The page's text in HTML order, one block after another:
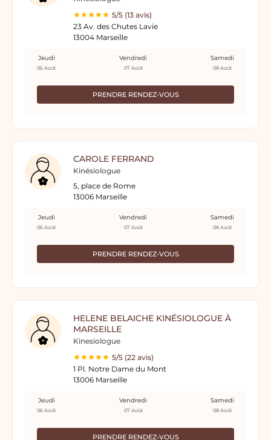
5/5 (13 avis)
23 Av. des Chutes Lavie
13004 Marseille
PRENDRE RENDEZ-VOUS
Jeudi
06 Août
Vendredi
07 Août
Samedi
08 Août
CAROLE FERRAND
Kinésiologue
5, place de Rome
13006 Marseille
PRENDRE RENDEZ-VOUS
Jeudi
06 Août
Vendredi
07 Août
Samedi
08 Août
HELENE BELAICHE KINÉSIOLOGUE À
MARSEILLE
Kinesiologue
5/5 (22 avis)
1 Pl. Notre Dame du Mont
13006 Marseille
PRENDRE RENDEZ-VOUS
Jeudi
06 Août
Vendredi
07 Août
Samedi
08 Août